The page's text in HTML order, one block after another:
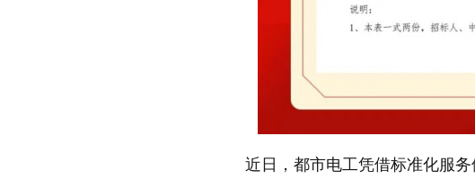
近日，都市电工凭借标准化服